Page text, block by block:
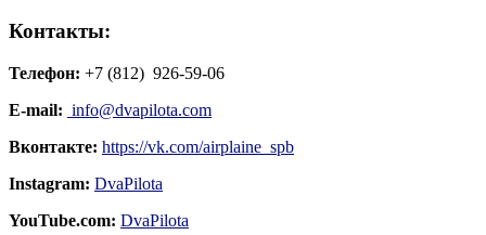
Контакты:
Телефон: +7 (812) 926-59-06
E-mail: info@dvapilota.com
Вконтакте: https://vk.com/airplaine_spb
Instagram: DvaPilota
YouTube.com: DvaPilota